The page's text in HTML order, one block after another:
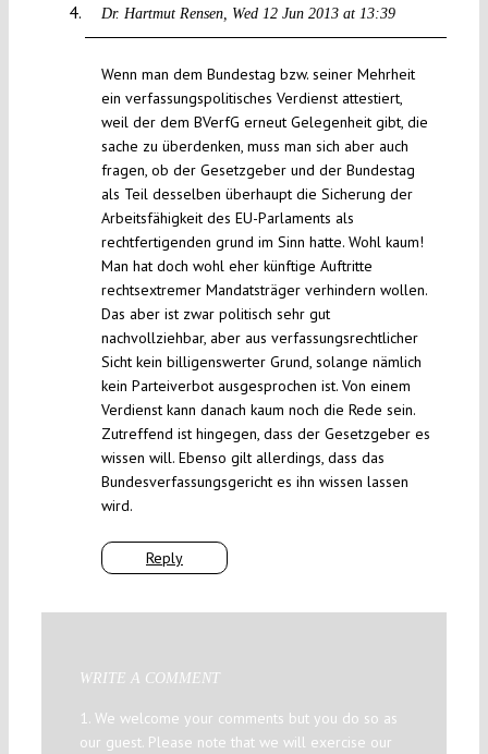
Dr. Hartmut Rensen Wed 12 Jun 2013 at 13:39
Reply
Wenn man dem Bundestag bzw. seiner Mehrheit
ein verfassungspolitisches Verdienst attestiert,
weil der dem BVerfG erneut Gelegenheit gibt, die
sache zu überdenken, muss man sich aber auch
fragen, ob der Gesetzgeber und der Bundestag
als Teil desselben überhaupt die Sicherung der
Arbeitsfähigkeit des EU-Parlaments als
rechtfertigenden grund im Sinn hatte. Wohl kaum!
Man hat doch wohl eher künftige Auftritte
rechtsextremer Mandatsträger verhindern wollen.
Das aber ist zwar politisch sehr gut
nachvollziehbar, aber aus verfassungsrechtlicher
Sicht kein billigenswerter Grund, solange nämlich
kein Parteiverbot ausgesprochen ist. Von einem
Verdienst kann danach kaum noch die Rede sein.
Zutreffend ist hingegen, dass der Gesetzgeber es
wissen will. Ebenso gilt allerdings, dass das
Bundesverfassungsgericht es ihn wissen lassen
wird.
WRITE A COMMENT
1. We welcome your comments but you do so as
our guest. Please note that we will exercise our